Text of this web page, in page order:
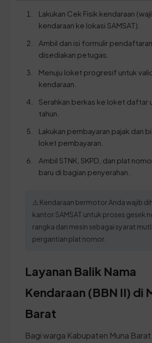
Lakukan Cek Fisik kendaraan
kendaraan ke lokasi SAMSAT).
Ambil dan isi formulir
disediakan petugas.
Menuju loket progresif untuk
kendaraan.
Serahkan berkas ke loket daftar
tahun.
Lakukan pembayaran pajak dan
loket pembayaran.
Ambil STNK, SKPD, dan plat
baru di bagian penyerahan.
⚠️ Kendaraan bermotor Anda wajib
kantor SAMSAT untuk proses gesek
rangka dan mesin sebagai syarat
pergantian plat nomor.
Layanan Balik Nama
Kendaraan (BBN II) di
Barat
Bagi warga Kabupaten Muna